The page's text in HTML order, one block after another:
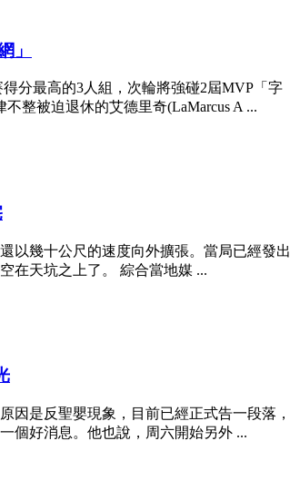
」
分最高的3人組，次輪將強碰2屆MVP「字
整被迫退休的艾德里奇(LaMarcus A ...
以幾十公尺的速度向外擴張。當局已經發出
在天坑之上了。 綜合當地媒 ...
因是反聖嬰現象，目前已經正式告一段落，
個好消息。他也說，周六開始另外 ...